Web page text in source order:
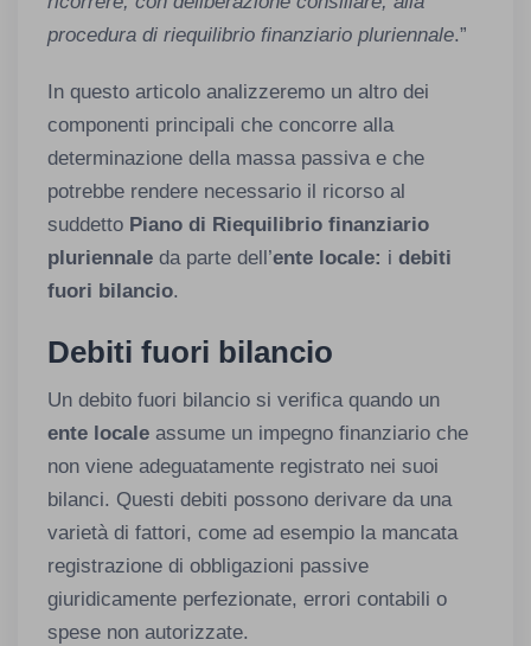
procedura di riequilibrio finanziario pluriennale.”
In questo articolo analizzeremo un altro dei
componenti principali che concorre alla
determinazione della massa passiva e che
potrebbe rendere necessario il ricorso al
suddetto Piano di Riequilibrio finanziario
pluriennale da parte dell’ente locale: i debiti
fuori bilancio.
Debiti fuori bilancio
Un debito fuori bilancio si verifica quando un
ente locale assume un impegno finanziario che
non viene adeguatamente registrato nei suoi
bilanci. Questi debiti possono derivare da una
varietà di fattori, come ad esempio la mancata
registrazione di obbligazioni passive
giuridicamente perfezionate, errori contabili o
spese non autorizzate.